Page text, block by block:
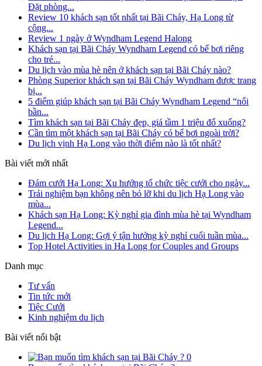
Đặt phòng...
Review 10 khách sạn tốt nhất tại Bãi Cháy, Hạ Long từ
cộng...
Review 1 ngày ở Wyndham Legend Halong
Khách sạn tại Bãi Cháy Wyndham Legend có bể bơi riêng
cho trẻ...
Du lịch vào mùa hè nên ở khách sạn tại Bãi Cháy nào?
Phòng Superior khách sạn tại Bãi Cháy Wyndham được trang
bị...
5 điểm giúp khách sạn tại Bãi Cháy Wyndham Legend “nổi
bần...
Tìm khách sạn tại Bãi Cháy đẹp, giá tầm 1 triệu đổ xuống?
Cần tìm một khách sạn tại Bãi Cháy có bể bơi ngoài trời?
Du lịch vịnh Hạ Long vào thời điểm nào là tốt nhất?
Bài viết mới nhất
Đám cưới Hạ Long: Xu hướng tổ chức tiệc cưới cho ngày...
Trải nghiệm bạn không nên bỏ lỡ khi du lịch Hạ Long vào
mùa...
Khách sạn Hạ Long: Kỳ nghỉ gia đình mùa hè tại Wyndham
Legend...
Du lịch Hạ Long: Gợi ý tận hưởng kỳ nghỉ cuối tuần mùa...
Top Hotel Activities in Ha Long for Couples and Groups
Danh mục
Tư vấn
Tin tức mới
Tiệc Cưới
Kinh nghiệm du lịch
Bài viết nổi bật
0